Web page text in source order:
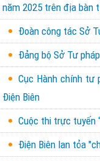
năm 2025 trên địa bàn
Đoàn công tác Sở
Đảng bộ Sở Tư
Cục Hành chính tư
Điện Biên
Cuộc thi trực tuyến
Điện Biên lan tỏa